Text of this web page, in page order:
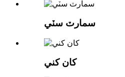
سمارٽ سٽي
کان کني